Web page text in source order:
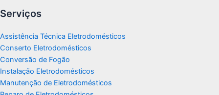
Serviços
Assistência Técnica Eletrodomésticos
Conserto Eletrodomésticos
Conversão de Fogão
Instalação Eletrodomésticos
Manutenção de Eletrodomésticos